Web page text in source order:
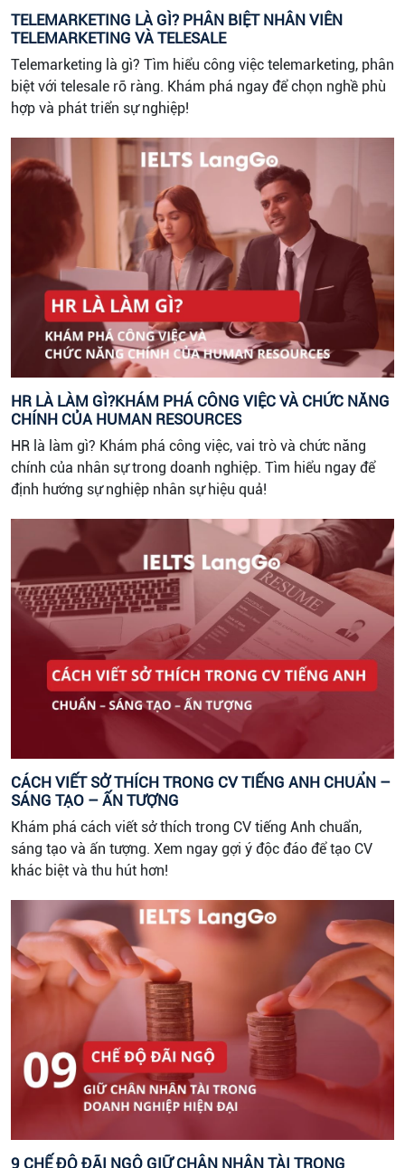
TELEMARKETING LÀ GÌ? PHÂN BIỆT NHÂN VIÊN
TELEMARKETING VÀ TELESALE
Telemarketing là gì? Tìm hiểu công việc telemarketing, phân
biệt với telesale rõ ràng. Khám phá ngay để chọn nghề phù
hợp và phát triển sự nghiệp!
HR LÀ LÀM GÌ?KHÁM PHÁ CÔNG VIỆC VÀ CHỨC NĂNG
CHÍNH CỦA HUMAN RESOURCES
HR là làm gì? Khám phá công việc, vai trò và chức năng
chính của nhân sự trong doanh nghiệp. Tìm hiểu ngay để
định hướng sự nghiệp nhân sự hiệu quả!
CÁCH VIẾT SỞ THÍCH TRONG CV TIẾNG ANH CHUẨN –
SÁNG TẠO – ẤN TƯỢNG
Khám phá cách viết sở thích trong CV tiếng Anh chuẩn,
sáng tạo và ấn tượng. Xem ngay gợi ý độc đáo để tạo CV
khác biệt và thu hút hơn!
9 CHẾ ĐỘ ĐÃI NGỘ GIỮ CHÂN NHÂN TÀI TRONG